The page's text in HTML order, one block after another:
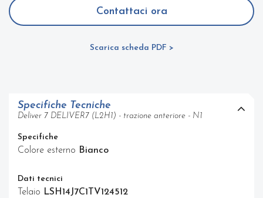
Contattaci ora
Scarica scheda PDF >
Specifiche Tecniche
Deliver 7 DELIVER7 (L2H1) - trazione anteriore - N1
Specifiche
Colore esterno Bianco
Dati tecnici
Telaio LSH14J7C1TV124512